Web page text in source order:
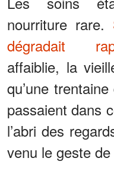
nourriture rare.
dégradait
affaiblie, la
qu’une
passaient dans
l’abri des
venu le geste